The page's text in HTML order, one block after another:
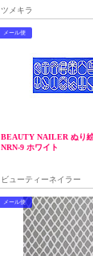
ツメキラ
メール便
BEAUTY NAILER ぬり
NRN-9 ホワイト
ビューティーネイラー
メール便